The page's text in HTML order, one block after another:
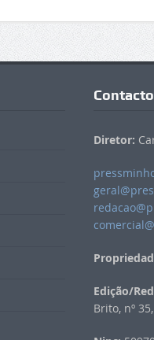
Diretor:
Edição/
Brito, nº